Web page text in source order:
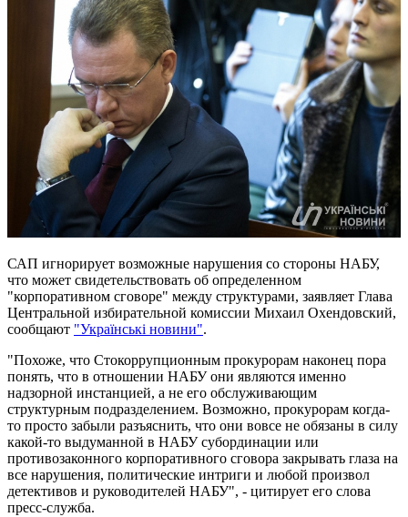
САП игнорирует возможные нарушения со стороны НАБУ,
что может свидетельствовать об определенном
"корпоративном сговоре" между структурами, заявляет Глава
Центральной избирательной комиссии Михаил Охендовский,
сообщают "Українські новини".
"Похоже, что Стокоррупционным прокурорам наконец пора
понять, что в отношении НАБУ они являются именно
надзорной инстанцией, а не его обслуживающим
структурным подразделением. Возможно, прокурорам когда-
то просто забыли разъяснить, что они вовсе не обязаны в силу
какой-то выдуманной в НАБУ субординации или
противозаконного корпоративного сговора закрывать глаза на
все нарушения, политические интриги и любой произвол
детективов и руководителей НАБУ", - цитирует его слова
пресс-служба.